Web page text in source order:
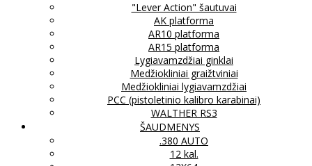
"Lever Action" šautuvai
AK platforma
AR10 platforma
AR15 platforma
Lygiavamzdžiai ginklai
Medžiokliniai graižtviniai
Medžiokliniai lygiavamzdžiai
PCC (pistoletinio kalibro karabinai)
WALTHER RS3
ŠAUDMENYS
.380 AUTO
12 kal.